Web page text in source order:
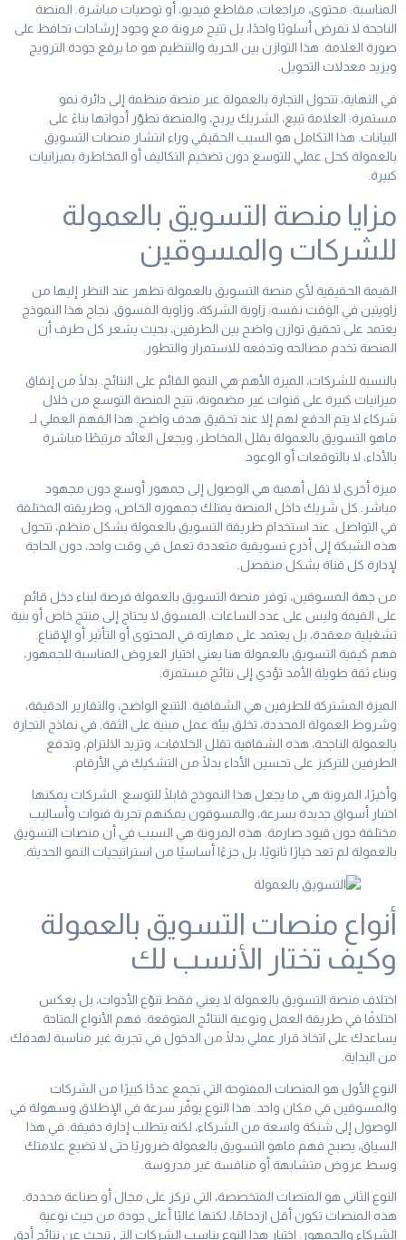
المناسبة: محتوى، مراجعات، مقاطع فيديو، أو توصيات مباشرة. المنصة
الناجحة لا تفرض أسلوبًا واحدًا، بل تتيح مرونة مع وجود إرشادات تحافظ على
صورة العلامة. هذا التوازن بين الحرية والتنظيم هو ما يرفع جودة الترويج
ويزيد معدلات التحويل.
في النهاية، تتحول التجارة بالعمولة عبر منصة منظمة إلى دائرة نمو
مستمرة: العلامة تبيع، الشريك يربح، والمنصة تطوّر أدواتها بناءً على
البيانات. هذا التكامل هو السبب الحقيقي وراء انتشار منصات التسويق
بالعمولة كحل عملي للتوسع دون تضخيم التكاليف أو المخاطرة بميزانيات
كبيرة.
مزايا منصة التسويق بالعمولة
للشركات والمسوقين
القيمة الحقيقية لأي منصة التسويق بالعمولة تظهر عند النظر إليها من
زاويتين في الوقت نفسه: زاوية الشركة، وزاوية المسوق. نجاح هذا النموذج
يعتمد على تحقيق توازن واضح بين الطرفين، بحيث يشعر كل طرف أن
المنصة تخدم مصالحه وتدفعه للاستمرار والتطور.
بالنسبة للشركات، الميزة الأهم هي النمو القائم على النتائج. بدلًا من إنفاق
ميزانيات كبيرة على قنوات غير مضمونة، تتيح المنصة التوسع من خلال
شركاء لا يتم الدفع لهم إلا عند تحقيق هدف واضح. هذا الفهم العملي لـ
ماهو التسويق بالعمولة يقلل المخاطر، ويجعل العائد مرتبطًا مباشرة
بالأداء، لا بالتوقعات أو الوعود.
ميزة أخرى لا تقل أهمية هي الوصول إلى جمهور أوسع دون مجهود
مباشر. كل شريك داخل المنصة يمتلك جمهوره الخاص، وطريقته المختلفة
في التواصل. عند استخدام طريقة التسويق بالعمولة بشكل منظم، تتحول
هذه الشبكة إلى أذرع تسويقية متعددة تعمل في وقت واحد، دون الحاجة
لإدارة كل قناة بشكل منفصل.
من جهة المسوقين، توفر منصة التسويق بالعمولة فرصة لبناء دخل قائم
على القيمة وليس على عدد الساعات. المسوق لا يحتاج إلى منتج خاص أو بنية
تشغيلية معقدة، بل يعتمد على مهارته في المحتوى أو التأثير أو الإقناع.
فهم كيفية التسويق بالعمولة هنا يعني اختيار العروض المناسبة للجمهور،
وبناء ثقة طويلة الأمد تؤدي إلى نتائج مستمرة.
الميزة المشتركة للطرفين هي الشفافية. التتبع الواضح، والتقارير الدقيقة،
وشروط العمولة المحددة، تخلق بيئة عمل مبنية على الثقة. في نماذج التجارة
بالعمولة الناجحة، هذه الشفافية تقلل الخلافات، وتزيد الالتزام، وتدفع
الطرفين للتركيز على تحسين الأداء بدلًا من التشكيك في الأرقام.
وأخيرًا، المرونة هي ما يجعل هذا النموذج قابلًا للتوسع. الشركات يمكنها
اختبار أسواق جديدة بسرعة، والمسوقون يمكنهم تجربة قنوات وأساليب
مختلفة دون قيود صارمة. هذه المرونة هي السبب في أن منصات التسويق
بالعمولة لم تعد خيارًا ثانويًا، بل جزءًا أساسيًا من استراتيجيات النمو الحديثة.
أنواع منصات التسويق بالعمولة
وكيف تختار الأنسب لك
اختلاف منصة التسويق بالعمولة لا يعني فقط تنوّع الأدوات، بل يعكس
اختلافًا في طريقة العمل ونوعية النتائج المتوقعة. فهم الأنواع المتاحة
يساعدك على اتخاذ قرار عملي بدلًا من الدخول في تجربة غير مناسبة لهدفك
من البداية.
النوع الأول هو المنصات المفتوحة التي تجمع عددًا كبيرًا من الشركات
والمسوقين في مكان واحد. هذا النوع يوفّر سرعة في الإطلاق وسهولة في
الوصول إلى شبكة واسعة من الشركاء، لكنه يتطلب إدارة دقيقة. في هذا
السياق، يصبح فهم ماهو التسويق بالعمولة ضروريًا حتى لا تضيع علامتك
وسط عروض متشابهة أو منافسة غير مدروسة.
النوع الثاني هو المنصات المتخصصة، التي تركز على مجال أو صناعة محددة.
هذه المنصات تكون أقل ازدحامًا، لكنها غالبًا أعلى جودة من حيث نوعية
الشركاء والجمهور. اختيار هذا النوع يناسب الشركات التي تبحث عن نتائج أدق